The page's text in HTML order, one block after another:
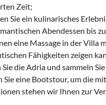
Zeit;
Sie ein kulinarisches
Abendessen bis
eine Massage in der Villa
Fähigkeiten zeigen
Sie die Adria und sammeln
Sie eine Bootstour, um die
stehen wir Ihnen zur